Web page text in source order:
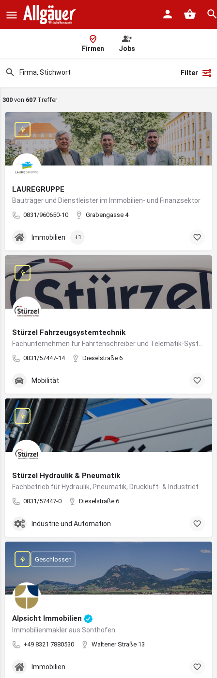
Firmen Jobs
Filter
300 von 607Treffer
LAUREGRUPPE
Bauträger und Dienstleister im Immobilien- und Finanzsektor
0831/960650-10 Grabengasse 4
Immobilien +1
Stürzel Fahrzeugsystemtechnik
0831/57447-14 Dieselstraße 6
Mobilität
Stürzel Hydraulik & Pneumatik
0831/57447-0 Dieselstraße 6
Industrie und Automation
Alpsicht Immobilien
Immobilienmakler aus Sonthofen
+49 8321 7880530 Waltener Straße 13
Geschlossen
Immobilien